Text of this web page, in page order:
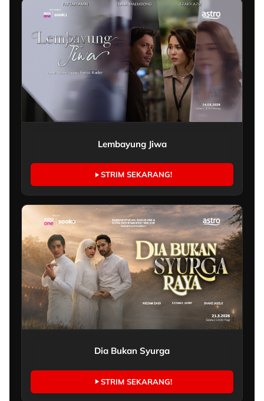
Lembayung Jiwa
STRIM SEKARANG!
Dia Bukan Syurga
STRIM SEKARANG!